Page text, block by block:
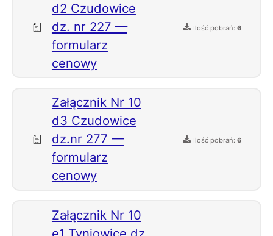
d2 Czudowice
dz. nr 227 —
formularz
cenowy
Ilość pobrań: 6
Załącznik Nr 10
d3 Czudowice
dz.nr 277 —
formularz
cenowy
Ilość pobrań: 6
Załącznik Nr 10